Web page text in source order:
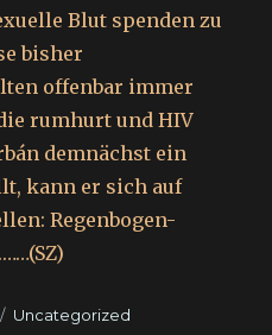
Blut spenden zu
bisher
offenbar immer
rumhurt und HIV
demnächst ein
kann er sich auf
Regenbogen-
Kategorien
Uncategorized